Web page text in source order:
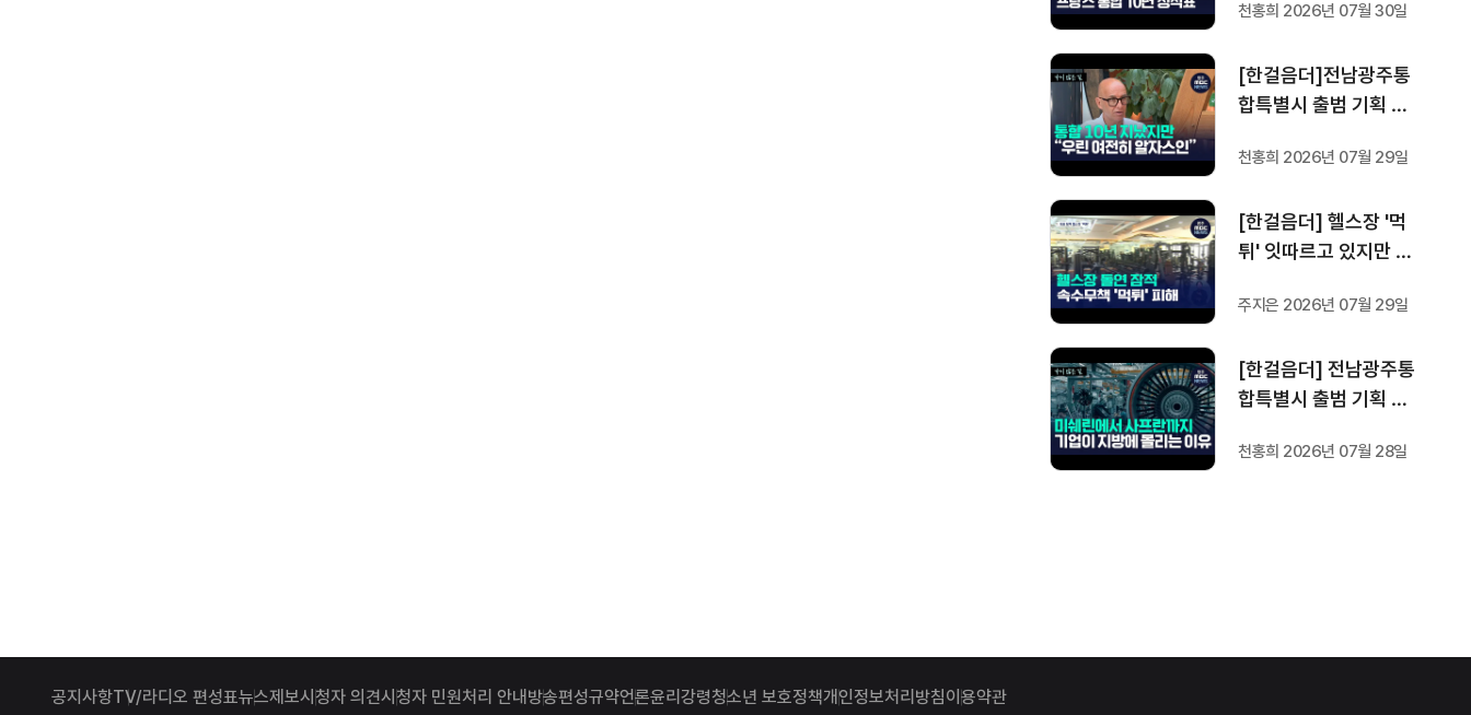
프랑스 지역 통합 10년
천홍희 2026년 07월 30일
[한걸음더]전남광주통
합특별시 출범 기획 보
프랑스 통합 10년 지났
자스인"
천홍희 2026년 07월 29일
[한걸음더] 헬스장 '먹
튀' 잇따르고 있지만 …
주지은 2026년 07월 29일
[한걸음더] 전남광주통
합특별시 출범 기획 보
지방이 주도한 투자..'유
천홍희 2026년 07월 28일
공지사항TV/라디오 편성표뉴스제보시청자 의견시청자 민원처리 안내 방송편성규약언론윤리강령청소년 보호정책개인정보처리방침이용약관